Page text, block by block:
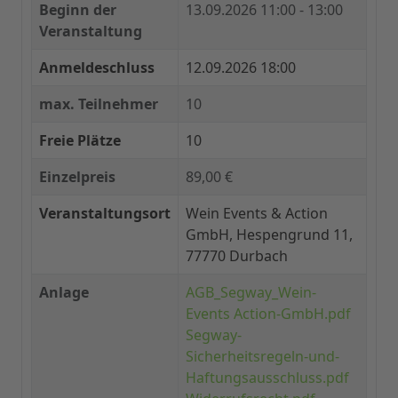
Beginn der
Veranstaltung
13.09.2026 11:00 - 13:00
Anmeldeschluss
12.09.2026 18:00
max. Teilnehmer
10
Freie Plätze
10
Einzelpreis
89,00 €
Veranstaltungsort
Wein Events & Action
GmbH, Hespengrund 11,
77770 Durbach
Anlage
AGB_Segway_Wein-
Events Action-GmbH.pdf
Segway-
Sicherheitsregeln-und-
Haftungsausschluss.pdf